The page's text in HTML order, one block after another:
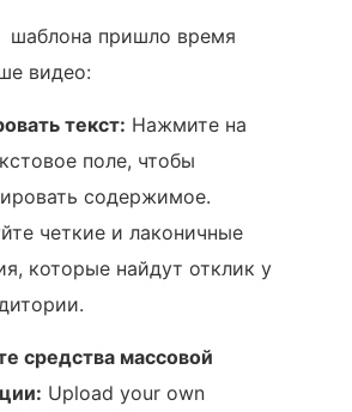
шаблона пришло время
видео:
текст: Нажмите на
поле, чтобы
содержимое.
четкие и лаконичные
которые найдут отклик у
средства массовой
Upload your ⁣own ​